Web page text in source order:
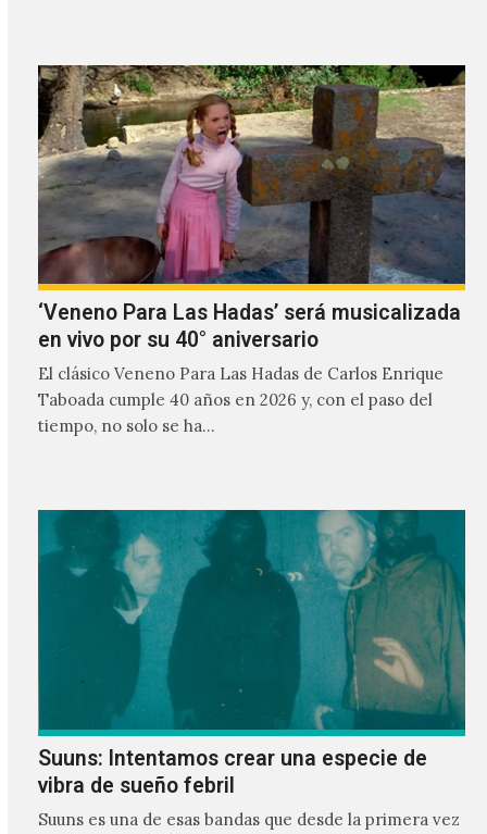
‘Veneno Para Las Hadas’ será musicalizada
en vivo por su 40° aniversario
El clásico Veneno Para Las Hadas de Carlos Enrique
Taboada cumple 40 años en 2026 y, con el paso del
tiempo, no solo se ha…
Suuns: Intentamos crear una especie de
vibra de sueño febril
Suuns es una de esas bandas que desde la primera vez